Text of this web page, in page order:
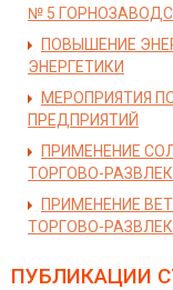
№ 5
ПОВЫШЕНИЕ
ЭНЕРГЕТИКИ
МЕРОПРИЯТИЯ
ПРЕДПРИЯТИЙ
ПРИМЕНЕНИЕ
ТОРГОВО-
ПРИМЕНЕНИЕ
ТОРГОВО-
ПУБЛИКАЦИИ